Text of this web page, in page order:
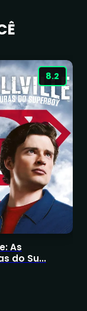
8.2
As
do Su...